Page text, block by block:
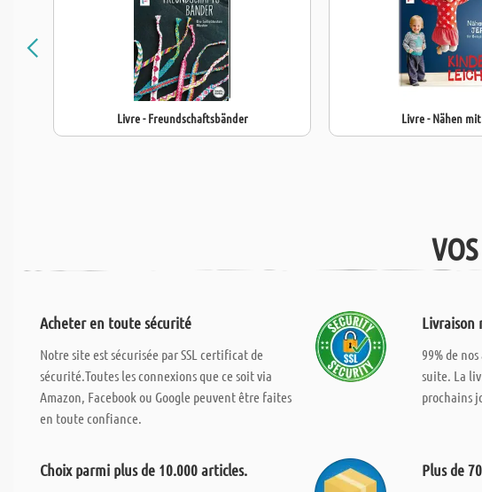
Livre - Freundschaftsbänder Livre - Nähen
Acheter en toute sécurité
Notre site est sécurisée par SSL certificat de
sécurité.Toutes les connexions que ce soit via
Amazon, Facebook ou Google peuvent être faites
en toute confiance.
Livraison
99% de
suite. La
prochains
Choix parmi plus de 10.000 articles. Plus de